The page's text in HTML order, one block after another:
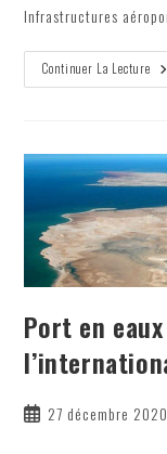
Infrastructures
Continuer La Lecture La
Port en
Publication
27 décembre 2020